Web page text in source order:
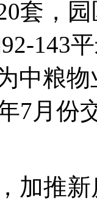
套，
143
中粮
7月份
加推